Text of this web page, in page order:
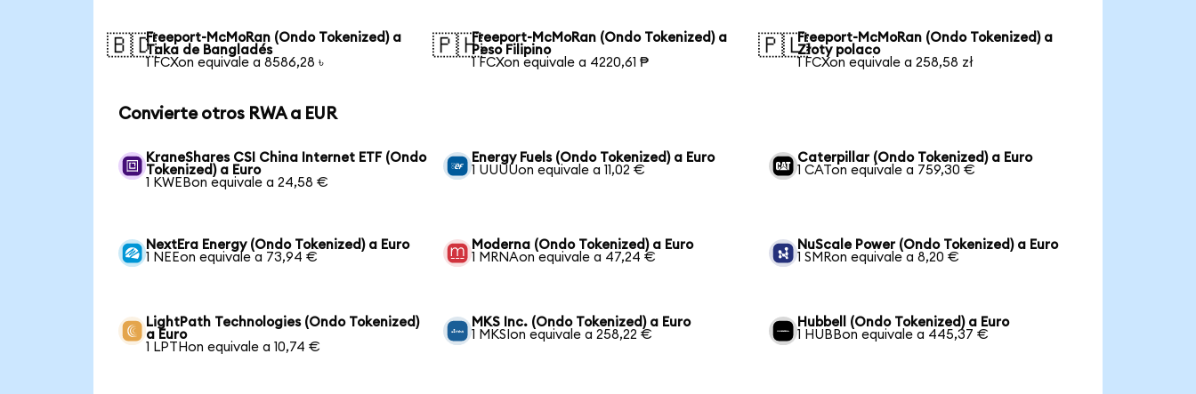
🇧🇩Freeport-McMoRan (Ondo Tokenized) a
Taka de Bangladés
1 FCXon equivale a 8586,28 ৳
🇵🇭Freeport-McMoRan (Ondo Tokenized) a
Peso Filipino
1 FCXon equivale a 4220,61 ₱
🇵🇱Freeport-McMoRan (Ondo Tokenized) a
Złoty polaco
1 FCXon equivale a 258,58 zł
Convierte otros RWA a EUR
KraneShares CSI China Internet ETF (Ondo
Tokenized) a Euro
1 KWEBon equivale a 24,58 €
Energy Fuels (Ondo Tokenized) a Euro
1 UUUUon equivale a 11,02 €
Caterpillar (Ondo Tokenized) a Euro
1 CATon equivale a 759,30 €
NextEra Energy (Ondo Tokenized) a Euro
1 NEEon equivale a 73,94 €
Moderna (Ondo Tokenized) a Euro
1 MRNAon equivale a 47,24 €
NuScale Power (Ondo Tokenized) a Euro
1 SMRon equivale a 8,20 €
LightPath Technologies (Ondo Tokenized)
a Euro
1 LPTHon equivale a 10,74 €
MKS Inc. (Ondo Tokenized) a Euro
1 MKSIon equivale a 258,22 €
Hubbell (Ondo Tokenized) a Euro
1 HUBBon equivale a 445,37 €